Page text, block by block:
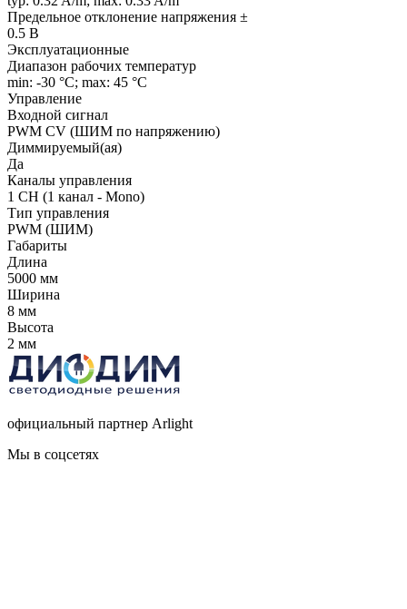
Предельное отклонение напряжения ±
0.5 В
Эксплуатационные
Диапазон рабочих температур
min: -30 °C; max: 45 °C
Управление
Входной сигнал
PWM СV (ШИМ по напряжению)
Диммируемый(ая)
Да
Каналы управления
1 CH (1 канал - Mono)
Тип управления
PWM (ШИМ)
Габариты
Длина
5000 мм
Ширина
8 мм
Высота
2 мм
официальный партнер Arlight
Мы в соцсетях